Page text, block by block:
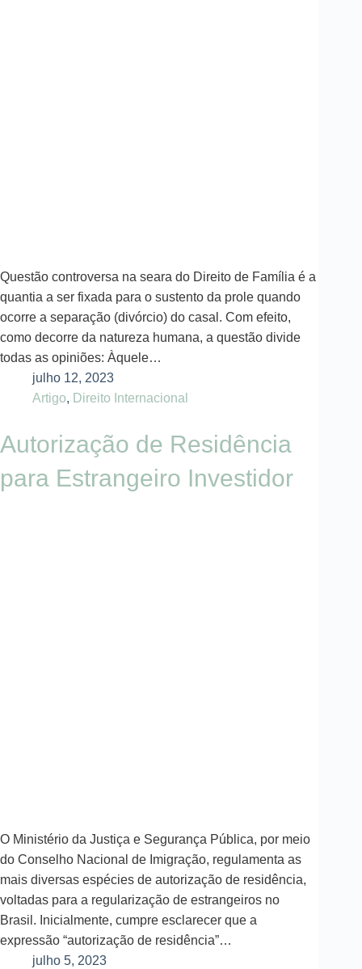
Questão controversa na seara do Direito de Família é a
quantia a ser fixada para o sustento da prole quando
ocorre a separação (divórcio) do casal. Com efeito,
como decorre da natureza humana, a questão divide
todas as opiniões: Àquele…
julho 12, 2023
Artigo, Direito Internacional
Autorização de Residência
para Estrangeiro Investidor
O Ministério da Justiça e Segurança Pública, por meio
do Conselho Nacional de Imigração, regulamenta as
mais diversas espécies de autorização de residência,
voltadas para a regularização de estrangeiros no
Brasil. Inicialmente, cumpre esclarecer que a
expressão “autorização de residência”…
julho 5, 2023